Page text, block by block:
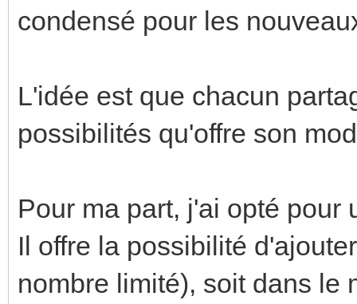
condensé pour les
L'idée est que chacun
possibilités qu'offre son
Pour ma part, j'ai opté pour
Il offre la possibilité
nombre limité), soit dans le